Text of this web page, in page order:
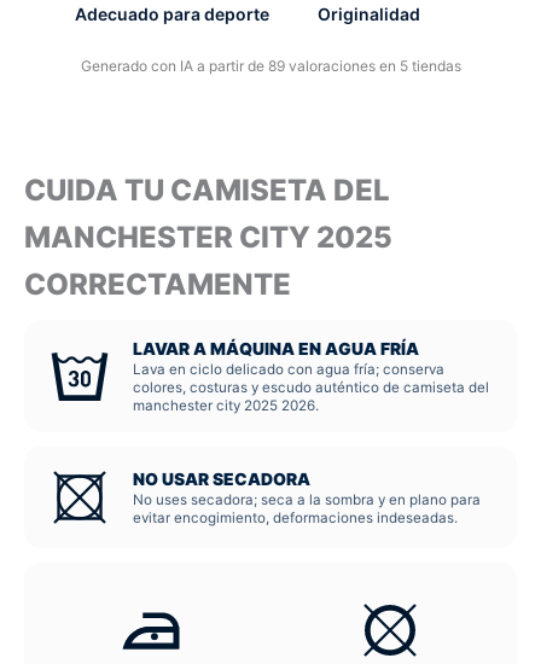
Adecuado para deporte Originalidad
Generado con IA a partir de 89 valoraciones en 5 tiendas
CUIDA TU CAMISETA DEL
MANCHESTER CITY 2025
CORRECTAMENTE
LAVAR A MÁQUINA EN AGUA FRÍA
Lava en ciclo delicado con agua fría; conserva
colores, costuras y escudo auténtico de camiseta del
manchester city 2025 2026.
NO USAR SECADORA
No uses secadora; seca a la sombra y en plano para
evitar encogimiento, deformaciones indeseadas.